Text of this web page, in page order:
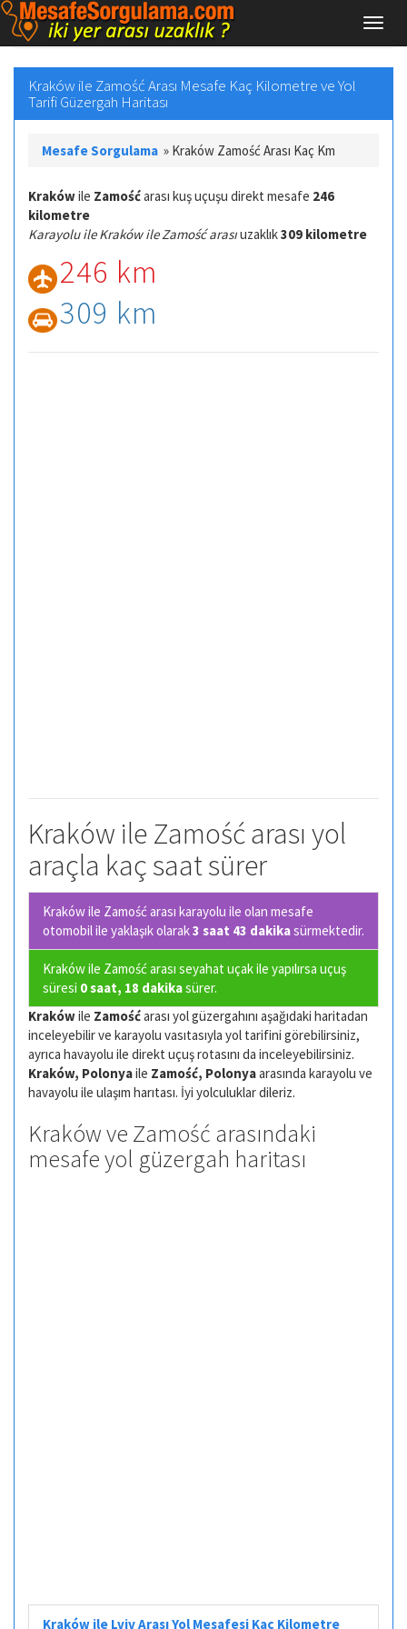
Kraków ile Zamość Arası Mesafe Kaç Kilometre ve Yol
Tarifi Güzergah Haritası
Mesafe Sorgulama » Kraków Zamość Arası Kaç Km
Krakówile Zamośćarası kuş uçuşu direkt mesafe 246
kilometre
Karayolu ile Kraków ile Zamość arasıuzaklık309 kilometre
246 km
309 km
Kraków ile Zamość arası yol
araçla kaç saat sürer
Kraków ile Zamość arası karayolu ile olan mesafe
otomobil ile yaklaşık olarak3 saat 43 dakikasürmektedir.
Kraków ile Zamość arası seyahat uçak ile yapılırsa uçuş
süresi 0 saat, 18 dakikasürer.
Krakówile Zamośćarası yol güzergahını aşağıdaki haritadan
inceleyebilir ve karayolu vasıtasıyla yol tarifini görebilirsiniz,
ayrıca havayolu ile direkt uçuş rotasını da inceleyebilirsiniz.
Kraków, Polonyaile Zamość, Polonyaarasında karayolu ve
havayolu ile ulaşım harıtası. İyi yolculuklar dileriz.
Kraków ve Zamość arasındaki
mesafe yol güzergah haritası
Kraków ile Lviv Arası Yol Mesafesi Kaç Kilometre